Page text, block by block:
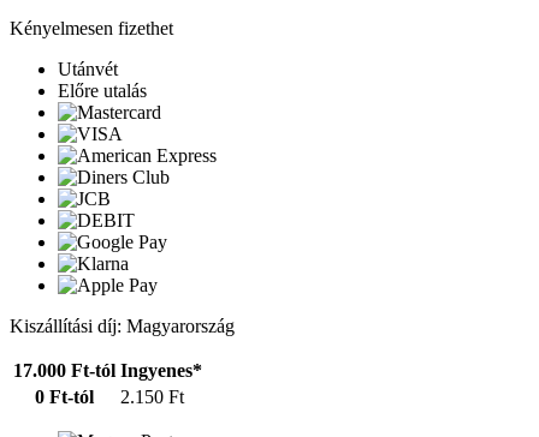
Kényelmesen fizethet
Utánvét
Előre utalás
Kiszállítási díj: Magyarország
17.000 Ft-tól Ingyenes*
0 Ft-tól
2.150 Ft